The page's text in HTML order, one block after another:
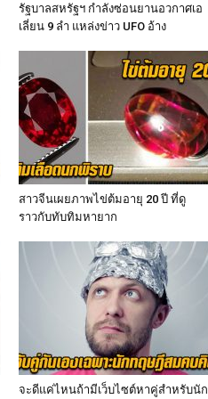
รัฐบาลสหรัฐฯ กำลังซ่อนยานอวกาศเอ
เลี่ยน 9 ลำ แหล่งข่าว UFO อ้าง
สาวจีนเผยภาพไข่ต้มอายุ 20 ปี ที่ดู
ราวกับทับทิมหายาก
จะดีแค่ไหนถ้ามีเว็บไซต์หาคู่สำหรับนัก